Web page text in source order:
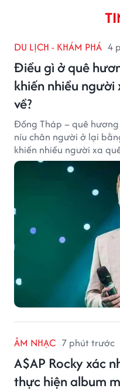
DU LỊCH - KHÁM PHÁ 4
Điều gì ở quê
khiến nhiều
về?
Đồng Tháp – quê
níu chân người ở lại
khiến nhiều người xa
cảnh sắc, ẩm thực đến
nên sức hút rất riêng
ÂM NHẠC 7 phút trước
A$AP Rocky xác
thực hiện album